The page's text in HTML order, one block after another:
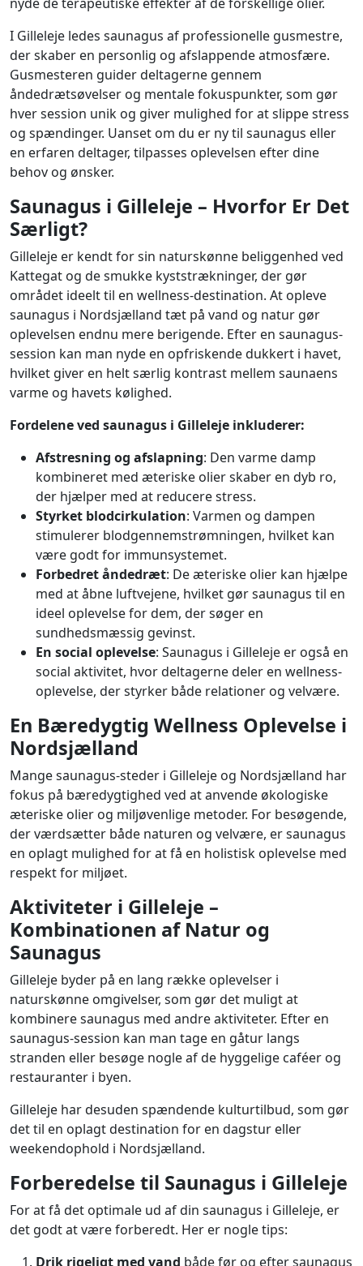
I Gilleleje ledes saunagus af professionelle gusmestre,
der skaber en personlig og afslappende atmosfære.
Gusmesteren guider deltagerne gennem
åndedrætsøvelser og mentale fokuspunkter, som gør
hver session unik og giver mulighed for at slippe stress
og spændinger. Uanset om du er ny til saunagus eller
en erfaren deltager, tilpasses oplevelsen efter dine
behov og ønsker.
Saunagus i Gilleleje – Hvorfor Er Det
Særligt?
Gilleleje er kendt for sin naturskønne beliggenhed ved
Kattegat og de smukke kyststrækninger, der gør
området ideelt til en wellness-destination. At opleve
saunagus i Nordsjælland tæt på vand og natur gør
oplevelsen endnu mere berigende. Efter en saunagus-
session kan man nyde en opfriskende dukkert i havet,
hvilket giver en helt særlig kontrast mellem saunaens
varme og havets kølighed.
Fordelene ved saunagus i Gilleleje inkluderer:
Afstresning og afslapning: Den varme damp
kombineret med æteriske olier skaber en dyb ro,
der hjælper med at reducere stress.
Styrket blodcirkulation: Varmen og dampen
stimulerer blodgennemstrømningen, hvilket kan
være godt for immunsystemet.
Forbedret åndedræt: De æteriske olier kan hjælpe
med at åbne luftvejene, hvilket gør saunagus til en
ideel oplevelse for dem, der søger en
sundhedsmæssig gevinst.
En social oplevelse: Saunagus i Gilleleje er også en
social aktivitet, hvor deltagerne deler en wellness-
oplevelse, der styrker både relationer og velvære.
En Bæredygtig Wellness Oplevelse i
Nordsjælland
Mange saunagus-steder i Gilleleje og Nordsjælland har
fokus på bæredygtighed ved at anvende økologiske
æteriske olier og miljøvenlige metoder. For besøgende,
der værdsætter både naturen og velvære, er saunagus
en oplagt mulighed for at få en holistisk oplevelse med
respekt for miljøet.
Aktiviteter i Gilleleje –
Kombinationen af Natur og
Saunagus
Gilleleje byder på en lang række oplevelser i
naturskønne omgivelser, som gør det muligt at
kombinere saunagus med andre aktiviteter. Efter en
saunagus-session kan man tage en gåtur langs
stranden eller besøge nogle af de hyggelige caféer og
restauranter i byen.
Gilleleje har desuden spændende kulturtilbud, som gør
det til en oplagt destination for en dagstur eller
weekendophold i Nordsjælland.
Forberedelse til Saunagus i Gilleleje
For at få det optimale ud af din saunagus i Gilleleje, er
det godt at være forberedt. Her er nogle tips:
Drik rigeligt med vand både før og efter saunagus